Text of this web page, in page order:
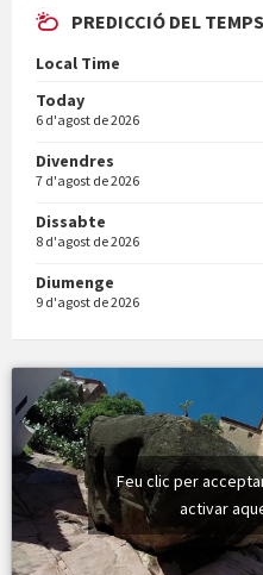
En Bum
Vermuts a la Font. Hit parit
PREDICCIÓ DEL TEMPS
Local Time
Today
6 d'agost de 2026
Divendres
7 d'agost de 2026
Dissabte
8 d'agost de 2026
Diumenge
9 d'agost de 2026
Feu clic per
activar